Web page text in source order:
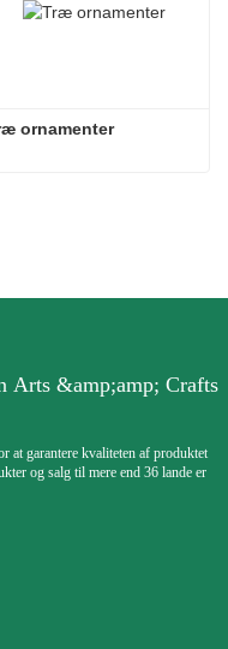
ornamenter
Arts &amp;amp; Crafts
at garantere kvaliteten af ​​produktet
og salg til mere end 36 lande er